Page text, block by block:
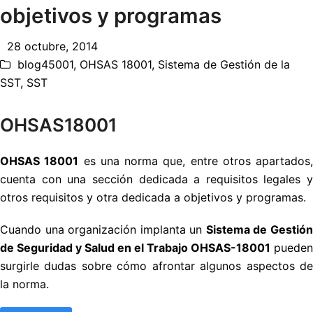
objetivos y programas
28 octubre, 2014
blog45001, OHSAS 18001, Sistema de Gestión de la
SST, SST
OHSAS18001
OHSAS 18001 es una norma que, entre otros apartados,
cuenta con una sección dedicada a requisitos legales y
otros requisitos y otra dedicada a objetivos y programas.
Cuando una organización implanta un Sistema de Gestión
de Seguridad y Salud en el Trabajo OHSAS-18001 pueden
surgirle dudas sobre cómo afrontar algunos aspectos de
la norma.